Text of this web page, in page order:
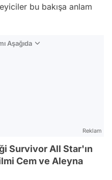
bu bakışa anlam
Aşağıda
Reklam
Survivor All Star'ın
Cem ve Aleyna